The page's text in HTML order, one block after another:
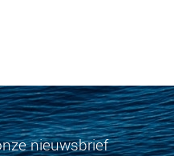
nieuwsbrief